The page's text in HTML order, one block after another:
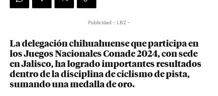
Publicidad - LB2 -
La delegación chihuahuense que participa en
los Juegos Nacionales Conade 2024, con sede
en Jalisco, ha logrado importantes resultados
dentro de la disciplina de ciclismo de pista,
sumando una medalla de oro.